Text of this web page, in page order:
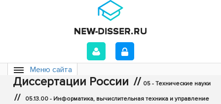
Меню сайта
Диссертации России // 05 - Технические науки
// 05.13.00 - Информатика, вычислительная техника и управление